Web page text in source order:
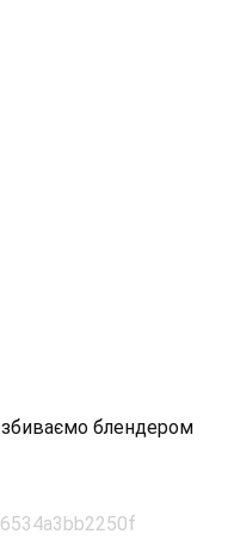
збиваємо блендером